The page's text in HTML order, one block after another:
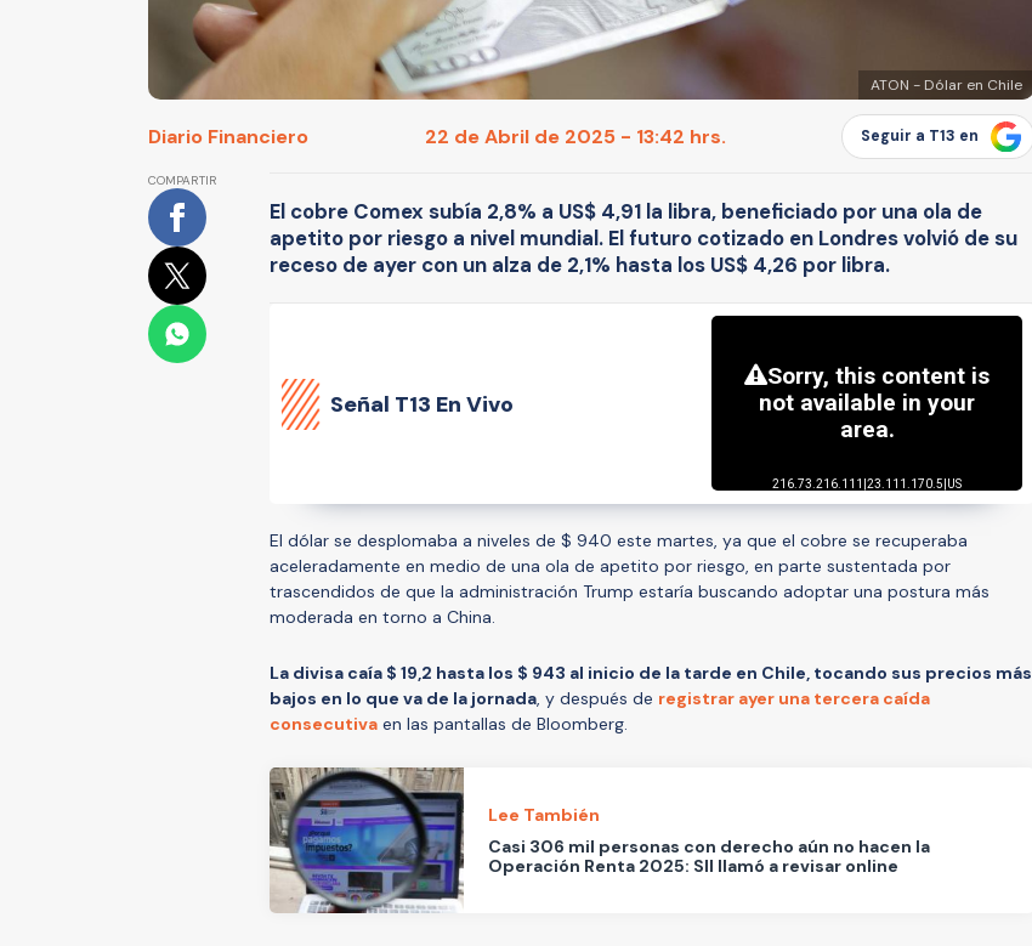
ATON - Dólar en Chile
Diario Financiero 22 de Abril de 2025 - 13:42 hrs. Seguir a T13 en
COMPARTIR
El cobre Comex subía 2,8% a US$ 4,91 la libra, beneficiado por una ola de
apetito por riesgo a nivel mundial. El futuro cotizado en Londres volvió de su
receso de ayer con un alza de 2,1% hasta los US$ 4,26 por libra.
Señal T13 En Vivo
El dólar se desplomaba a niveles de $ 940 este martes, ya que el cobre se recuperaba
aceleradamente en medio de una ola de apetito por riesgo, en parte sustentada por
trascendidos de que la administración Trump estaría buscando adoptar una postura más
moderada en torno a China.
La divisa caía $ 19,2 hasta los $ 943 al inicio de la tarde en Chile, tocando sus precios más
bajos en lo que va de la jornada, y después de registrar ayer una tercera caída
consecutiva en las pantallas de Bloomberg.
Lee También
Casi 306 mil personas con derecho aún no hacen la
Operación Renta 2025: SII llamó a revisar online